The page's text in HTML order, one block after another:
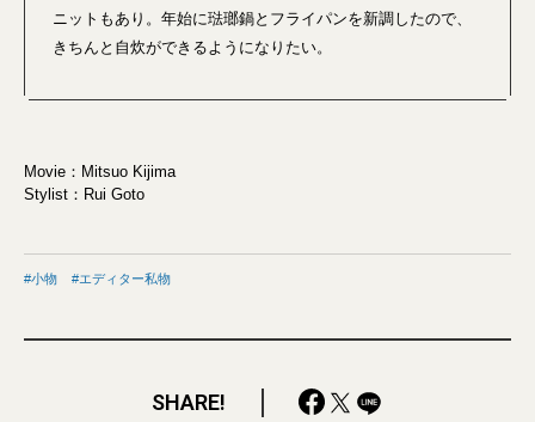
ニットもあり。年始に琺瑯鍋とフライパンを新調したので、
きちんと自炊ができるようになりたい。
Movie：Mitsuo Kijima
Stylist：Rui Goto
小物 エディター私物
SHARE!